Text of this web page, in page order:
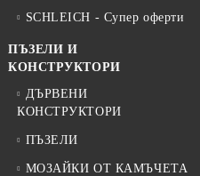
SCHLEICH - Супер оферти
ПЪЗЕЛИ И
КОНСТРУКТОРИ
ДЪРВЕНИ
КОНСТРУКТОРИ
ПЪЗЕЛИ
МОЗАЙКИ ОТ КАМЪЧЕТА